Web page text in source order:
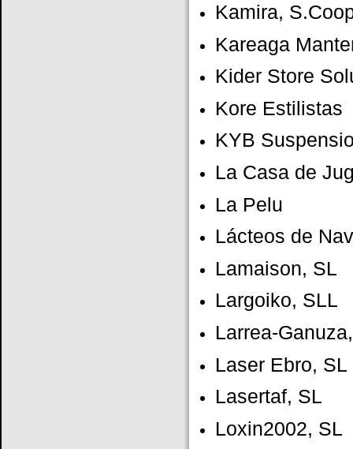
Kamira,
Kareaga
Kider Store
Kore Estilistas
KYB
La Casa de
La Pelu
Lácteos de
Lamaison, SL
Largoiko, SLL
Larrea-
Laser Ebro, SL
Lasertaf, SL
Loxin2002, SL